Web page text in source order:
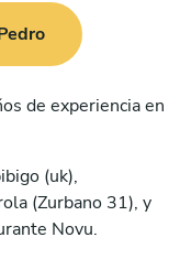
de experiencia en
(uk),
(Zurbano 31), y
Novu.